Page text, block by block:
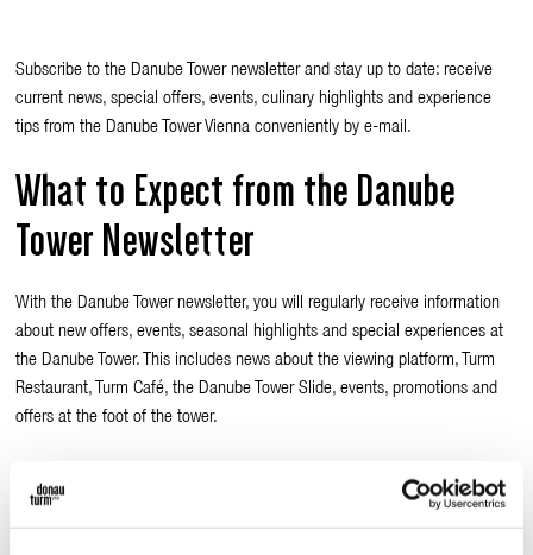
Subscribe to the Danube Tower newsletter and stay up to date: receive
current news, special offers, events, culinary highlights and experience
tips from the Danube Tower Vienna conveniently by e-mail.
What to Expect from the Danube
Tower Newsletter
With the Danube Tower newsletter, you will regularly receive information
about new offers, events, seasonal highlights and special experiences at
the Danube Tower. This includes news about the viewing platform, Turm
Restaurant, Turm Café, the Danube Tower Slide, events, promotions and
offers at the foot of the tower.
Subscribe to the Newsletter